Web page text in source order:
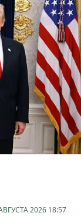
2026 18:57